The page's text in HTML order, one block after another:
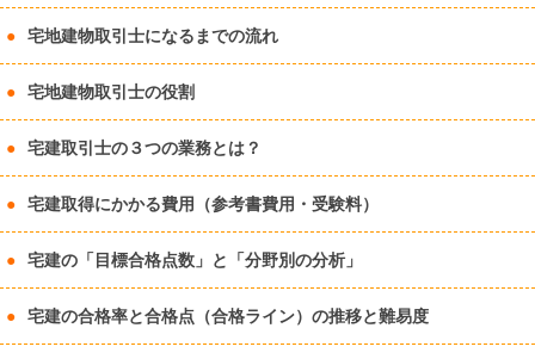
宅地建物取引士になるまでの流れ
宅地建物取引士の役割
宅建取引士の３つの業務とは？
宅建取得にかかる費用（参考書費用・受験料）
宅建の「目標合格点数」と「分野別の分析」
宅建の合格率と合格点（合格ライン）の推移と難易度